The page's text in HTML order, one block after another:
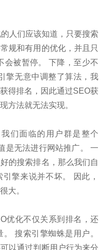
人们应该知道，只要搜索
规和有用的优化，并且只
会被暂停。 下降，至少不
擎无意中调整了算法，我
得排名，因此通过SEO获
方法就无法实现。
们面临的用户群是整个
是无法进行网站推广。 一
的搜索排名，那么我们自
擎来说并不坏。 因此，
大。
优化不仅关系到排名，还
搜索引擎蜘蛛是用户。
以通过判断用户行为来分